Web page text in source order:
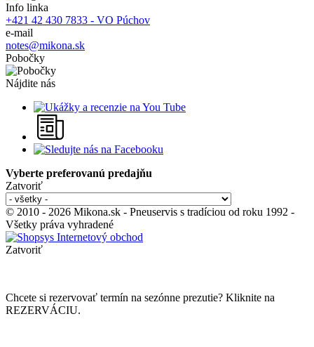
Info linka
+421 42 430 7833 - VO Púchov
e-mail
notes@mikona.sk
Pobočky
Nájdite nás
Vyberte preferovanú predajňu
Zatvoriť
© 2010 - 2026 Mikona.sk - Pneuservis s tradíciou od roku 1992 -
Všetky práva vyhradené
Zatvoriť
Chcete si rezervovať termín na sezónne prezutie? Kliknite na
REZERVÁCIU.